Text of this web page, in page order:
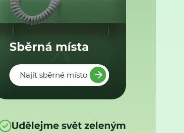
Sběrná místa
Najít sběrné místo
Udělejme svět zeleným